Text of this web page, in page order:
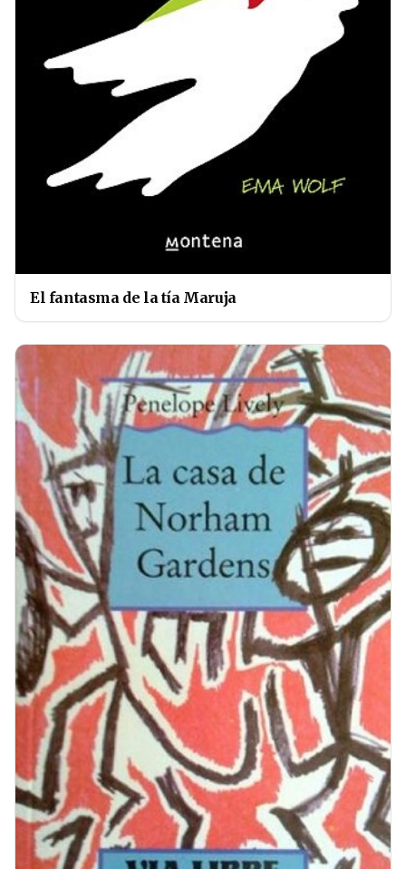
El fantasma de la tía Maruja